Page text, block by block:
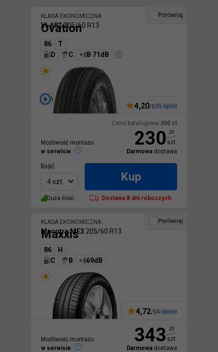
Porównaj
Wideo
KLASA EKONOMICZNA
Ovation
VI-682205/60 R13
86
T
D
C B 71dB
Cena katalogowa 300 zł
230 zł
szt.
Darmowa dostawa
4,20/535 opinii
Możliwość montażu
w serwisie
Ilość
4 szt.
Kup
Duża ilość Dostawa 8 dni roboczych
Porównaj
KLASA EKONOMICZNA
Maxxis
Mecotra ME3 205/60 R13
86
H
C
B 69dB
343 zł
szt.
Darmowa dostawa
4,72/54 opinie
Możliwość montażu
w serwisie